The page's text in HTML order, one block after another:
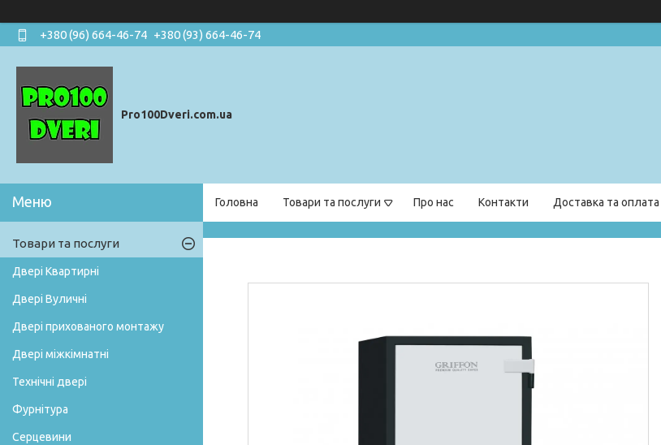
+380 (96) 664-46-74 +380 (93) 664-46-74
Pro100Dveri.com.ua
Головна Товари та послуги Про нас Контакти Доставка та оплата
Товари та послуги
Двері Квартирні
Двері Вуличні
Двері прихованого монтажу
Двері міжкімнатні
Технічні двері
Фурнітура
Серцевини